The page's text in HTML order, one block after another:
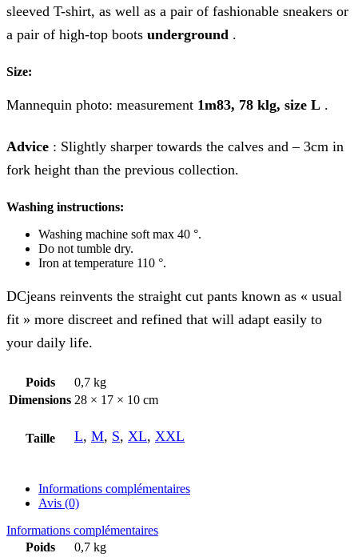
sleeved T-shirt, as well as a pair of fashionable sneakers or
a pair of high-top boots underground .
Size:
Mannequin photo: measurement 1m83, 78 klg, size L .
Advice : Slightly sharper towards the calves and – 3cm in
fork height than the previous collection.
Washing instructions:
Washing machine soft max 40 °.
Do not tumble dry.
Iron at temperature 110 °.
DCjeans reinvents the straight cut pants known as « usual
fit » more discreet and refined that will adapt easily to
your daily life.
Poids
0,7 kg
Dimensions 28 × 17 × 10 cm
Taille L, M, S, XL, XXL
Informations complémentaires
Avis (0)
Informations complémentaires
Poids
0,7 kg